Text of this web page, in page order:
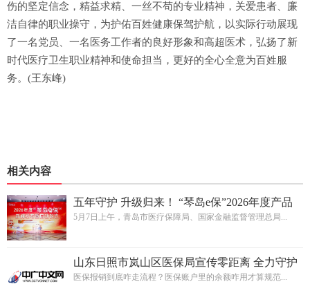
伤的坚定信念，精益求精、一丝不苟的专业精神，关爱患者、廉
洁自律的职业操守，为护佑百姓健康保驾护航，以实际行动展现
了一名党员、一名医务工作者的良好形象和高超医术，弘扬了新
时代医疗卫生职业精神和使命担当，更好的全心全意为百姓服
务。(王东峰)
相关内容
五年守护 升级归来！ “琴岛e保”2026年度产品
重磅上线
5月7日上午，青岛市医疗保障局、国家金融监督管理总局...
山东日照市岚山区医保局宣传零距离 全力守护
人民群众的“救命钱”
医保报销到底咋走流程？医保账户里的余额咋用才算规范...